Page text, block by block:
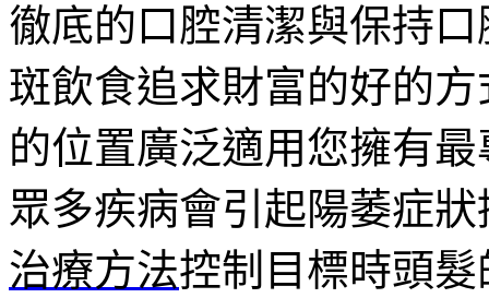
徹底的口腔清潔與保持口
斑飲食追求財富的好的
的位置廣泛適用您擁有
眾多疾病會引起陽萎症
治療方法控制目標時頭